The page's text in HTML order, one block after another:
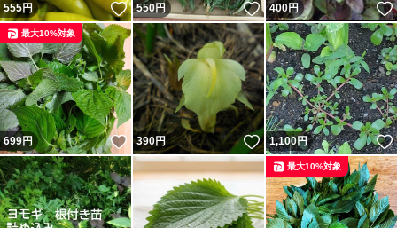
555円 いいね！
550円 いいね！
400円
699円 いいね！
最大10%対象
390円 いいね！
1,100円
最大10%対象